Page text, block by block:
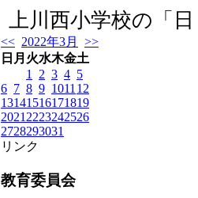
川西小学校の「日
<< 2022年3月
>>
日 月 火水木金土
1
2 3 4 5
6 7 8 9 1011 12
13141516171819
2021 2223242526
2728293031
リンク
教育委員会